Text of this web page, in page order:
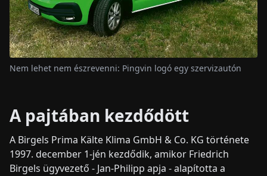
Nem lehet nem észrevenni: Pingvin logó egy szervizautón
A pajtában kezdődött
A Birgels Prima Kälte Klima GmbH & Co. KG története
1997. december 1-jén kezdődik, amikor Friedrich
Birgels ügyvezető - Jan-Philipp apja - alapította a